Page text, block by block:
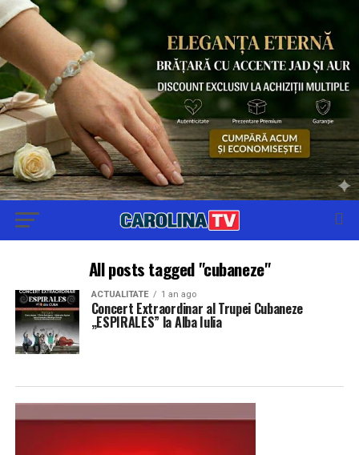
All posts tagged "cubaneze"
ACTUALITATE 1 an ago
Concert Extraordinar al Trupei Cubaneze
„ESPIRALES” la Alba Iulia